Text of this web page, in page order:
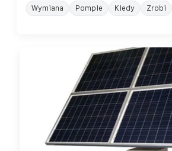
Wymiana Pompie Kiedy Zrobi